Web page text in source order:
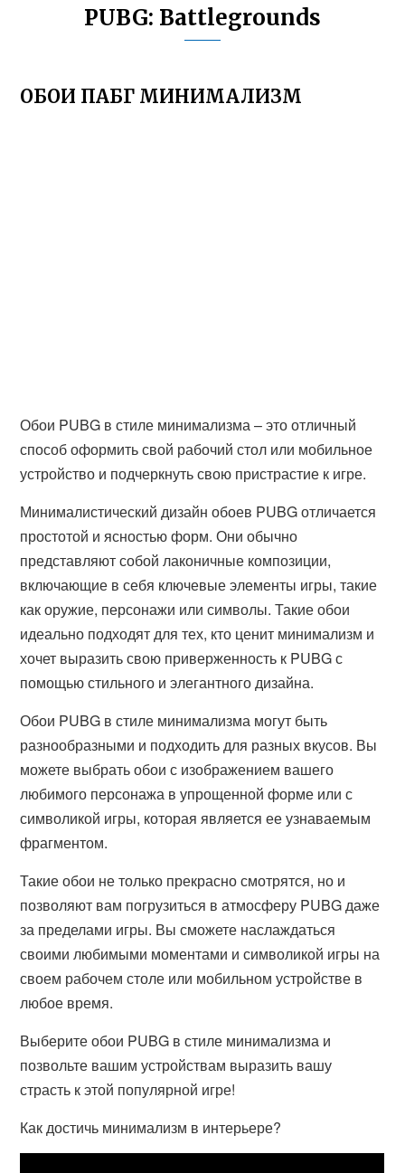
PUBG: Battlegrounds
ОБОИ ПАБГ МИНИМАЛИЗМ
Обои PUBG в стиле минимализма – это отличный
способ оформить свой рабочий стол или мобильное
устройство и подчеркнуть свою пристрастие к игре.
Минималистический дизайн обоев PUBG отличается
простотой и ясностью форм. Они обычно
представляют собой лаконичные композиции,
включающие в себя ключевые элементы игры, такие
как оружие, персонажи или символы. Такие обои
идеально подходят для тех, кто ценит минимализм и
хочет выразить свою приверженность к PUBG с
помощью стильного и элегантного дизайна.
Обои PUBG в стиле минимализма могут быть
разнообразными и подходить для разных вкусов. Вы
можете выбрать обои с изображением вашего
любимого персонажа в упрощенной форме или с
символикой игры, которая является ее узнаваемым
фрагментом.
Такие обои не только прекрасно смотрятся, но и
позволяют вам погрузиться в атмосферу PUBG даже
за пределами игры. Вы сможете наслаждаться
своими любимыми моментами и символикой игры на
своем рабочем столе или мобильном устройстве в
любое время.
Выберите обои PUBG в стиле минимализма и
позвольте вашим устройствам выразить вашу
страсть к этой популярной игре!
Как достичь минимализм в интерьере?